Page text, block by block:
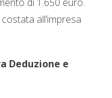
all’impresa
Deduzione e